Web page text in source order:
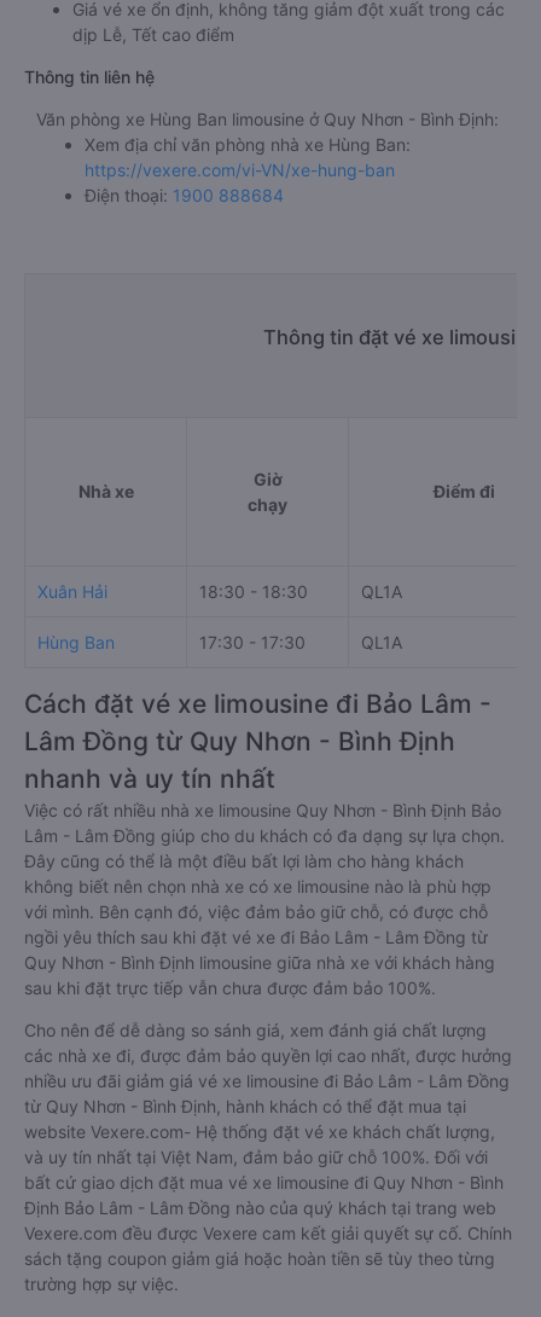
Giá vé xe ổn định, không tăng giảm đột xuất trong các
dịp Lễ, Tết cao điểm
Thông tin liên hệ
Văn phòng xe Hùng Ban limousine ở Quy Nhơn - Bình Định:
Xem địa chỉ văn phòng nhà xe Hùng Ban:
https://vexere.com/vi-VN/xe-hung-ban
Điện thoại: 1900 888684
Thông tin đặt vé xe
Nhà xe
Giờ
chạy
Điểm đi
Xuân Hải 18:30 - 18:30 QL1A
Hùng Ban 17:30 - 17:30 QL1A
Cách đặt vé xe limousine đi Bảo Lâm -
Lâm Đồng từ Quy Nhơn - Bình Định
nhanh và uy tín nhất
Việc có rất nhiều nhà xe limousine Quy Nhơn - Bình Định Bảo
Lâm - Lâm Đồng giúp cho du khách có đa dạng sự lựa chọn.
Đây cũng có thể là một điều bất lợi làm cho hàng khách
không biết nên chọn nhà xe có xe limousine nào là phù hợp
với mình. Bên cạnh đó, việc đảm bảo giữ chỗ, có được chỗ
ngồi yêu thích sau khi đặt vé xe đi Bảo Lâm - Lâm Đồng từ
Quy Nhơn - Bình Định limousine giữa nhà xe với khách hàng
sau khi đặt trực tiếp vẫn chưa được đảm bảo 100%.
Cho nên để dễ dàng so sánh giá, xem đánh giá chất lượng
các nhà xe đi, được đảm bảo quyền lợi cao nhất, được hưởng
nhiều ưu đãi giảm giá vé xe limousine đi Bảo Lâm - Lâm Đồng
từ Quy Nhơn - Bình Định, hành khách có thể đặt mua tại
website Vexere.com- Hệ thống đặt vé xe khách chất lượng,
và uy tín nhất tại Việt Nam, đảm bảo giữ chỗ 100%. Đối với
bất cứ giao dịch đặt mua vé xe limousine đi Quy Nhơn - Bình
Định Bảo Lâm - Lâm Đồng nào của quý khách tại trang web
Vexere.com đều được Vexere cam kết giải quyết sự cố. Chính
sách tặng coupon giảm giá hoặc hoàn tiền sẽ tùy theo từng
trường hợp sự việc.